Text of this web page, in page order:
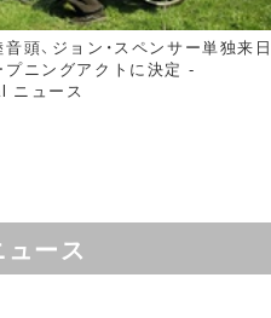
頭、ジョン・スペンサー単独来日
プニングアクトに決定 -
ニュース
ース